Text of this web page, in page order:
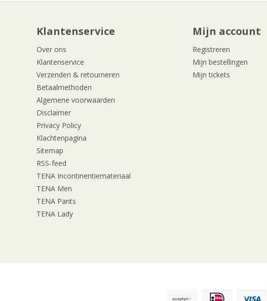
Klantenservice
Over ons
Klantenservice
Verzenden & retourneren
Betaalmethoden
Algemene voorwaarden
Disclaimer
Privacy Policy
Klachtenpagina
Sitemap
RSS-feed
TENA Incontinentiemateriaal
TENA Men
TENA Pants
TENA Lady
Mijn account
Registreren
Mijn bestellingen
Mijn tickets